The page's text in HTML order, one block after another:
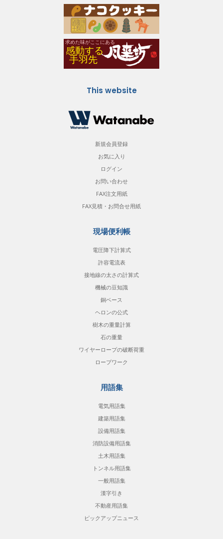
This website
新規会員登録
お気に入り
ログイン
お問い合わせ
FAX注文用紙
FAX見積・お問合せ用紙
現場便利帳
電圧降下計算式
許容電流表
接地線の太さの計算式
機械の豆知識
銅ベース
ヘロンの公式
樹木の重量計算
石の重量
ワイヤーロープの破断荷重
ロープワーク
用語集
電気用語集
建築用語集
設備用語集
消防設備用語集
土木用語集
トンネル用語集
一般用語集
漢字引き
不動産用語集
ピックアップニュース